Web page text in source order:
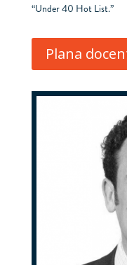
“Under 40 Hot List.”
Plana